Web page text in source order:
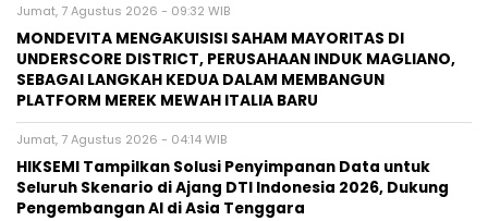
Jumat, 7 Agustus 2026 - 09:32 WIB
MONDEVITA MENGAKUISISI SAHAM MAYORITAS DI
UNDERSCORE DISTRICT, PERUSAHAAN INDUK MAGLIANO,
SEBAGAI LANGKAH KEDUA DALAM MEMBANGUN
PLATFORM MEREK MEWAH ITALIA BARU
Jumat, 7 Agustus 2026 - 04:14 WIB
HIKSEMI Tampilkan Solusi Penyimpanan Data untuk
Seluruh Skenario di Ajang DTI Indonesia 2026, Dukung
Pengembangan AI di Asia Tenggara